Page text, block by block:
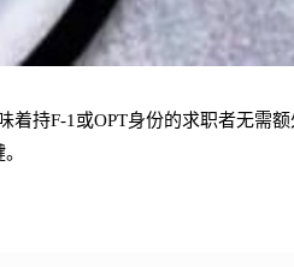
持F-1或OPT身份的求职者无需额